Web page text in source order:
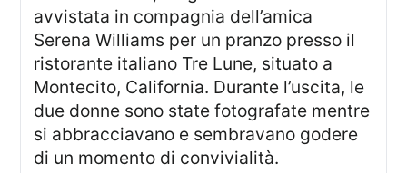
avvistata in compagnia dell’amica
Serena Williams per un pranzo presso il
ristorante italiano Tre Lune, situato a
Montecito, California. Durante l’uscita, le
due donne sono state fotografate mentre
si abbracciavano e sembravano godere
di un momento di convivialità.